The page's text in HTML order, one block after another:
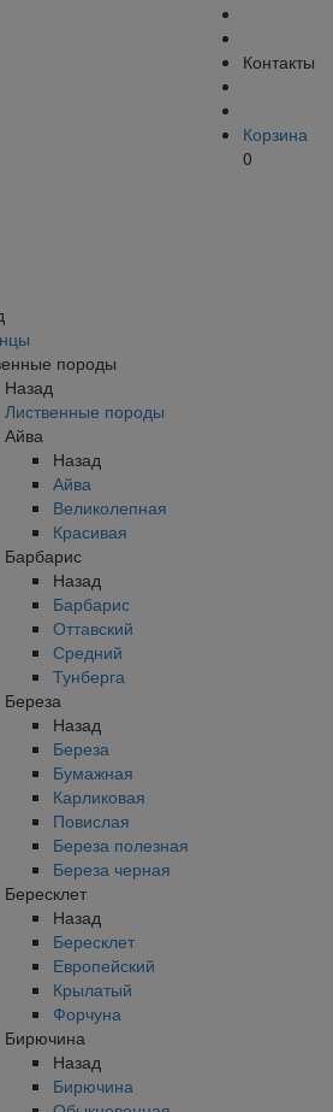
Контакты
Корзина
0
породы
Назад
Лиственные породы
Айва
Назад
Айва
Великолепная
Красивая
Барбарис
Назад
Барбарис
Оттавский
Средний
Тунберга
Береза
Назад
Береза
Бумажная
Карликовая
Повислая
Береза полезная
Береза черная
Бересклет
Назад
Бересклет
Европейский
Крылатый
Форчуна
Бирючина
Назад
Бирючина